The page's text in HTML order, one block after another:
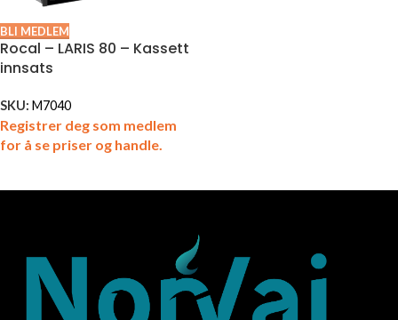
BLI MEDLEM
Rocal – LARIS 80 – Kassett
innsats
SKU: M7040
Registrer deg som medlem
for å se priser og handle.